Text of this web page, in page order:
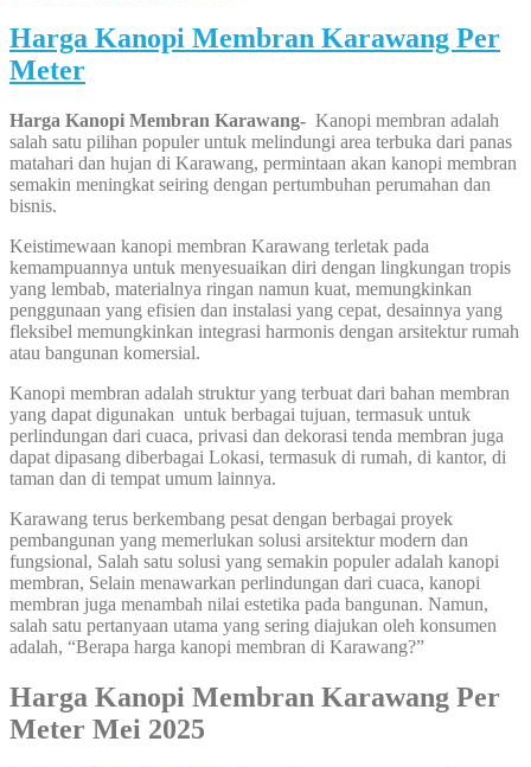
Harga Kanopi Membran Karawang Per
Meter
Harga Kanopi Membran Karawang- Kanopi membran adalah
salah satu pilihan populer untuk melindungi area terbuka dari panas
matahari dan hujan di Karawang, permintaan akan kanopi membran
semakin meningkat seiring dengan pertumbuhan perumahan dan
bisnis.
Keistimewaan kanopi membran Karawang terletak pada
kemampuannya untuk menyesuaikan diri dengan lingkungan tropis
yang lembab, materialnya ringan namun kuat, memungkinkan
penggunaan yang efisien dan instalasi yang cepat, desainnya yang
fleksibel memungkinkan integrasi harmonis dengan arsitektur rumah
atau bangunan komersial.
Kanopi membran adalah struktur yang terbuat dari bahan membran
yang dapat digunakan untuk berbagai tujuan, termasuk untuk
perlindungan dari cuaca, privasi dan dekorasi tenda membran juga
dapat dipasang diberbagai Lokasi, termasuk di rumah, di kantor, di
taman dan di tempat umum lainnya.
Karawang terus berkembang pesat dengan berbagai proyek
pembangunan yang memerlukan solusi arsitektur modern dan
fungsional, Salah satu solusi yang semakin populer adalah kanopi
membran, Selain menawarkan perlindungan dari cuaca, kanopi
membran juga menambah nilai estetika pada bangunan. Namun,
salah satu pertanyaan utama yang sering diajukan oleh konsumen
adalah, “Berapa harga kanopi membran di Karawang?”
Harga Kanopi Membran Karawang Per
Meter Mei 2025